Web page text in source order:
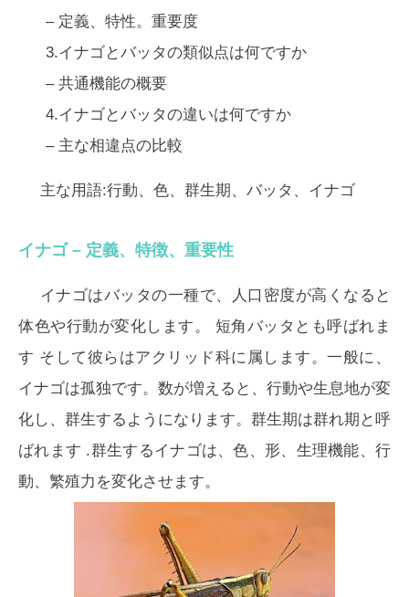
– 定義、特性。重要度
3.イナゴとバッタの類似点は何ですか
– 共通機能の概要
4.イナゴとバッタの違いは何ですか
– 主な相違点の比較
主な用語:行動、色、群生期、バッタ、イナゴ
イナゴ – 定義、特徴、重要性
イナゴはバッタの一種で、人口密度が高くなると
体色や行動が変化します。 短角バッタ とも呼ばれま
す そして彼らはアクリッド科に属します。一般に、
イナゴは孤独です。数が増えると、行動や生息地が変
化し、群生するようになります。群生期は群れ期 と呼
ばれます .群生するイナゴは、色、形、生理機能、行
動、繁殖力を変化させます。